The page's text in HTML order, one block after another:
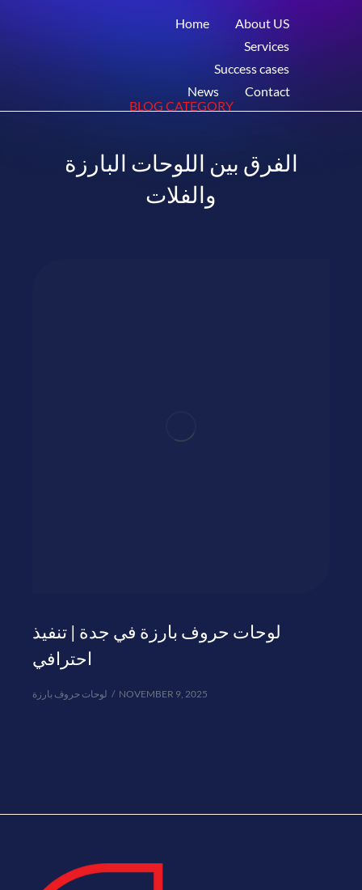
Home
About US
Services
Success cases
News
Contact
BLOG CATEGORY
الفرق بين اللوحات البارزة
والفلات
لوحات حروف بارزة في جدة | تنفيذ
احترافي
لوحات حروف بارزة NOVEMBER 9, 2025